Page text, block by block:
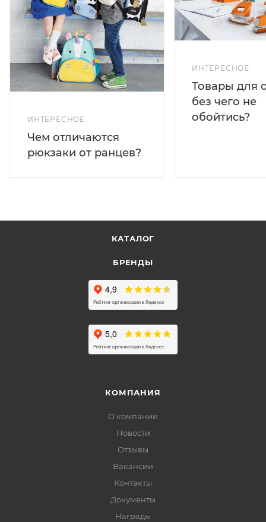
ИНТЕРЕСНОЕ
Чем отличаются
рюкзаки от ранцев?
ИНТЕРЕСНОЕ
Товары для
без чего не
обойтись?
КАТАЛОГ
БРЕНДЫ
КОМПАНИЯ
О компании
Новости
Отзывы
Вакансии
Контакты
Документы
Награды